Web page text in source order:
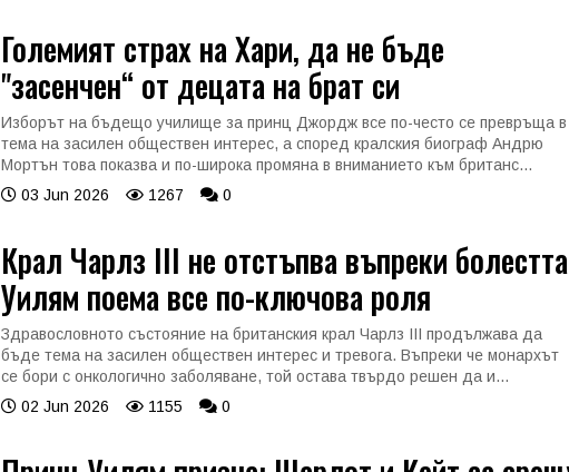
Големият страх на Хари, да не бъде
"засенчен“ от децата на брат си
Изборът на бъдещо училище за принц Джордж все по-често се превръща в
тема на засилен обществен интерес, а според кралския биограф Андрю
Мортън това показва и по-широка промяна в вниманието към британс...
03 Jun 2026
1267 0
Крал Чарлз III не отстъпва въпреки
Уилям поема все по-ключова роля
Здравословното състояние на британския крал Чарлз III продължава да
бъде тема на засилен обществен интерес и тревога. Въпреки че монархът
се бори с онкологично заболяване, той остава твърдо решен да и...
02 Jun 2026
1155 0